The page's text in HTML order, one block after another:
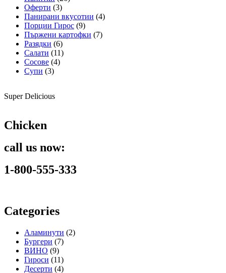
Оферти (3)
Панирани вкусотии (4)
Порции Гирос (9)
Пържени картофки (7)
Разядки (6)
Салати (11)
Сосове (4)
Супи (3)
Super Delicious
Chicken
call us now:
1-800-555-333
Categories
Аламинути (2)
Бургери (7)
ВИНО (9)
Гироси (11)
Десерти (4)